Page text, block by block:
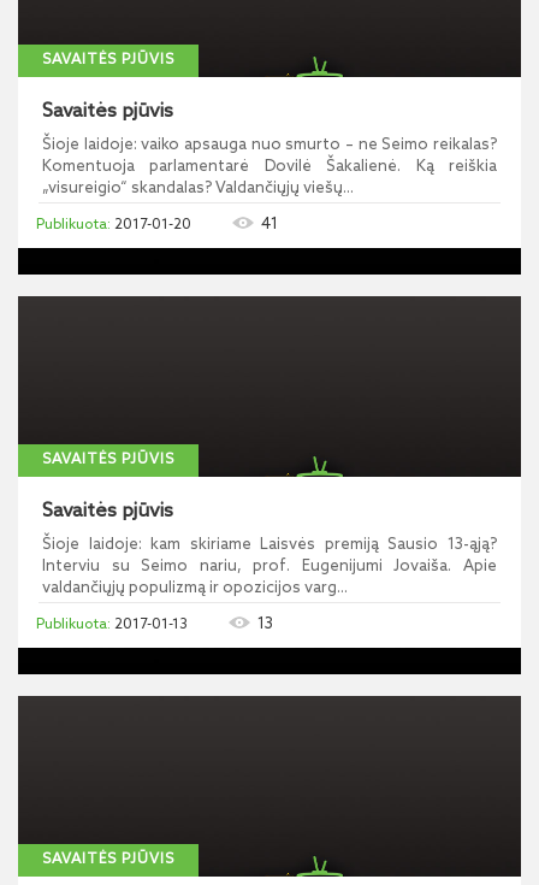
SAVAITĖS PJŪVIS
Savaitės pjūvis
Šioje laidoje: vaiko apsauga nuo smurto – ne Seimo reikalas?
Komentuoja parlamentarė Dovilė Šakalienė. Ką reiškia
„visureigio“ skandalas? Valdančiųjų viešų...
2017-01-20 41
SAVAITĖS PJŪVIS
Savaitės pjūvis
Šioje laidoje: kam skiriame Laisvės premiją Sausio 13-ąją?
Interviu su Seimo nariu, prof. Eugenijumi Jovaiša. Apie
valdančiųjų populizmą ir opozicijos varg...
2017-01-13 13
SAVAITĖS PJŪVIS